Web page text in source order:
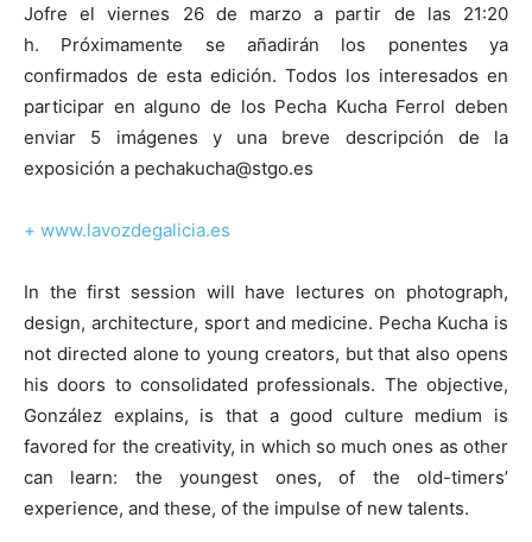
Jofre el viernes 26 de marzo a partir de las 21:20
h. Próximamente se añadirán los ponentes ya
confirmados de esta edición. Todos los interesados en
participar en alguno de los Pecha Kucha Ferrol deben
enviar 5 imágenes y una breve descripción de la
exposición a pechakucha@stgo.es
+ www.lavozdegalicia.es
In the first session will have lectures on photograph,
design, architecture, sport and medicine. Pecha Kucha is
not directed alone to young creators, but that also opens
his doors to consolidated professionals. The objective,
González explains, is that a good culture medium is
favored for the creativity, in which so much ones as other
can learn: the youngest ones, of the old-timers’
experience, and these, of the impulse of new talents.